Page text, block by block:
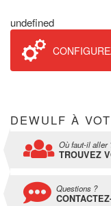
undefined
DEWULF À
Où faut-il aller
TROUVEZ
Questions ?